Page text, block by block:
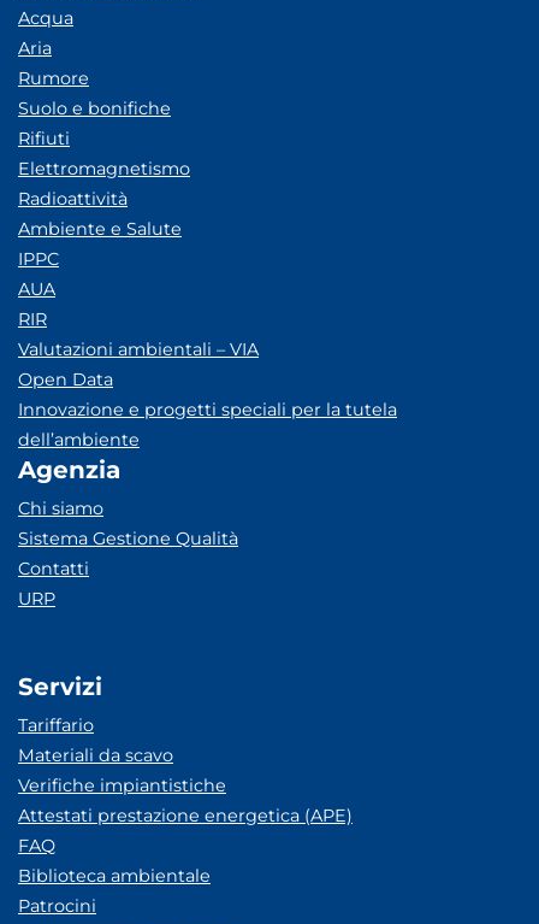
Acqua
Aria
Rumore
Suolo e bonifiche
Rifiuti
Elettromagnetismo
Radioattività
Ambiente e Salute
IPPC
AUA
RIR
Valutazioni ambientali – VIA
Open Data
Innovazione e progetti speciali per la tutela
dell’ambiente
Agenzia
Chi siamo
Sistema Gestione Qualità
Contatti
URP
Servizi
Tariffario
Materiali da scavo
Verifiche impiantistiche
Attestati prestazione energetica (APE)
FAQ
Biblioteca ambientale
Patrocini